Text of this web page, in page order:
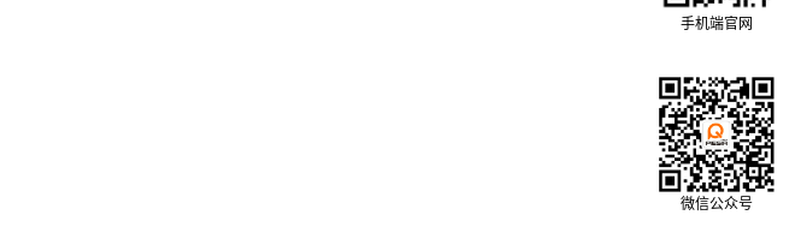
微信公众号
手机端官网